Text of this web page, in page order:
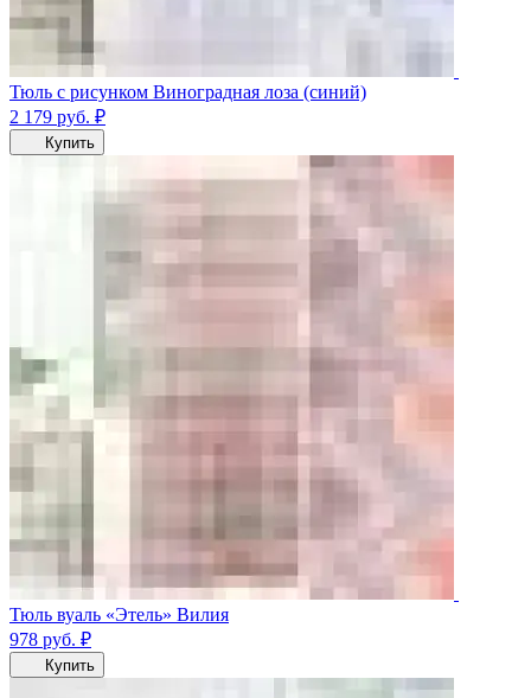
Тюль с рисунком Виноградная лоза (синий)
2 179 руб. ₽
Купить
Тюль вуаль «Этель» Вилия
978 руб. ₽
Купить